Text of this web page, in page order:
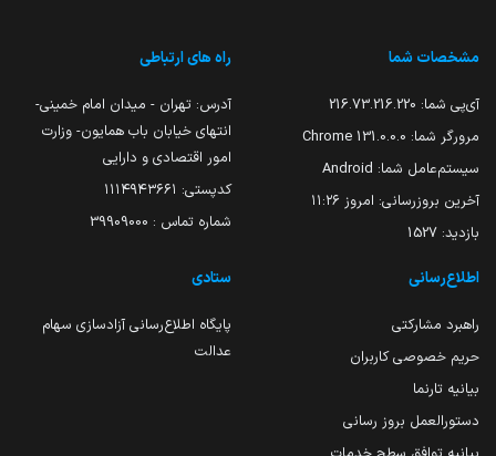
مشخصات شما
آی‌پی شما: 216.73.216.220
مرورگر شما: 131.0.0.0 Chrome
سیستم‌عامل شما: Android
آخرین بروزرسانی: امروز ۱۱:۲۶
بازدید: 1527
راه های ارتباطی
آدرس: تهران - میدان امام خمینی-
انتهای خیابان باب همایون- وزارت
امور اقتصادی و دارایی
کدپستی: ۱۱۱۴۹۴۳۶۶۱
شماره تماس : 39909000
اطلاع‌رسانی
راهبرد مشارکتی
حریم خصوصی کاربران
بیانیه تارنما
دستورالعمل بروز رسانی
ستادی
پایگاه اطلاع‌رسانی آزادسازی سهام
عدالت